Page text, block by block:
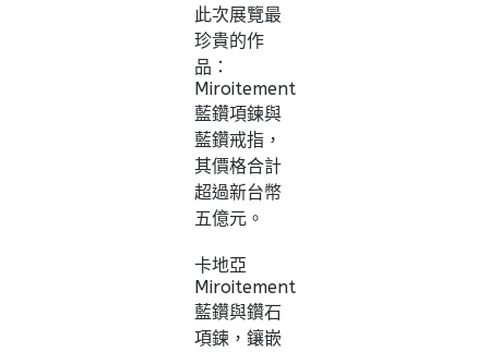
此次展覽最
珍貴的作
品：
Miroitement
藍鑽項鍊與
藍鑽戒指，
其價格合計
超過新台幣
五億元。
卡地亞
Miroitement
藍鑽與鑽石
項鍊，鑲嵌